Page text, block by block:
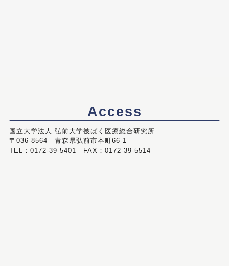
Access
国立大学法人 弘前大学被ばく医療総合研究所
〒036-8564 青森県弘前市本町66-1
TEL：0172-39-5401 FAX：0172-39-5514